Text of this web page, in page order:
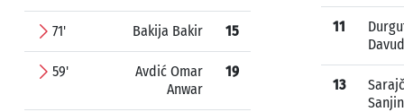
71' Bakija Bakir 15
59'
Avdić Omar
Anwar
19
11
Davud
13
Sanjin